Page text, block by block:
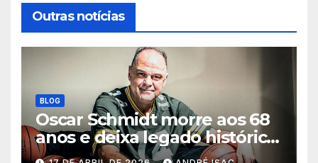
Outras notícias
BLOG
Oscar Schmidt morre aos 68
anos e deixa legado histórico
no basquete mundial